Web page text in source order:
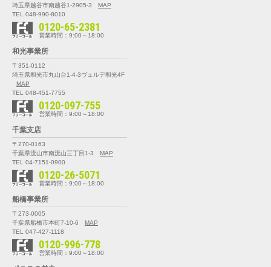
埼玉県越谷市南越谷1-2905-3
MAP
TEL 048-990-8010
0120-65-2381
営業時間：9:00～18:00
和光事業所
〒351-0112
埼玉県和光市丸山台1-4-3ヴェルデ和光4F
MAP
TEL 048-451-7755
0120-097-755
営業時間：9:00～18:00
千葉支店
〒270-0163
千葉県流山市南流山三丁目1-3
MAP
TEL 04-7151-0900
0120-26-5071
営業時間：9:00～18:00
船橋事業所
〒273-0005
千葉県船橋市本町7-10-6
MAP
TEL 047-427-1118
0120-996-778
営業時間：9:00～18:00